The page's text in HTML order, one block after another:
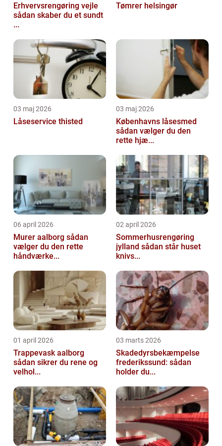
Erhvervsrengøring vejle
sådan skaber du et sundt
...
Tømrer helsingør
03 maj 2026
Låseservice thisted
03 maj 2026
Københavns låsesmed
sådan vælger du den
rette hjæ...
06 april 2026
Murer aalborg sådan
vælger du den rette
håndværke...
02 april 2026
Sommerhusrengøring
jylland sådan står huset
knivs...
01 april 2026
Trappevask aalborg
sådan sikrer du rene og
velhol...
03 marts 2026
Skadedyrsbekæmpelse
frederikssund: sådan
holder du...